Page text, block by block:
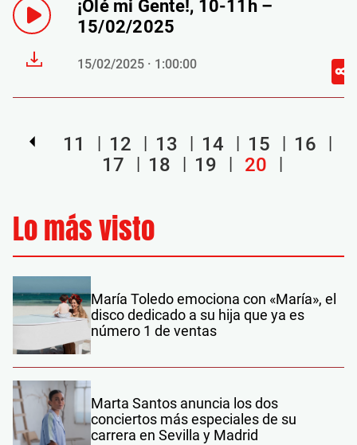
¡Olé mi Gente!, 10-11h –
15/02/2025
15/02/2025 · 1:00:00
11 12 13 14 15
16
17
18 19 20
Lo más visto
María Toledo emociona con «María», el
disco dedicado a su hija que ya es
número 1 de ventas
Marta Santos anuncia los dos
conciertos más especiales de su
carrera en Sevilla y Madrid